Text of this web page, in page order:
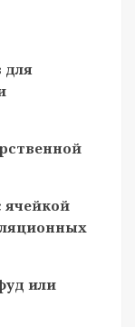
для
ячейкой
или